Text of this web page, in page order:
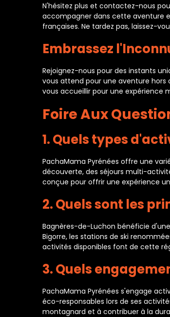
N'hésitez plus et contactez-nous
accompagner dans cette aventure
françaises. Ne tardez pas, laissez-
Embrassez
Rejoignez-nous pour des instants
vous attend pour une aventure hors
vous accueillir pour une expérience
Foire Aux
1. Quels types
PachaMama Pyrénées offre une
découverte, des séjours multi-
conçue pour offrir une expérience
2. Quels sont les
Bagnères-de-Luchon bénéficie
Bigorre, les stations de ski
activités disponibles font de cette
3. Quels
PachaMama Pyrénées s'engage
éco-responsables lors de ses
montagnard et à contribuer à la